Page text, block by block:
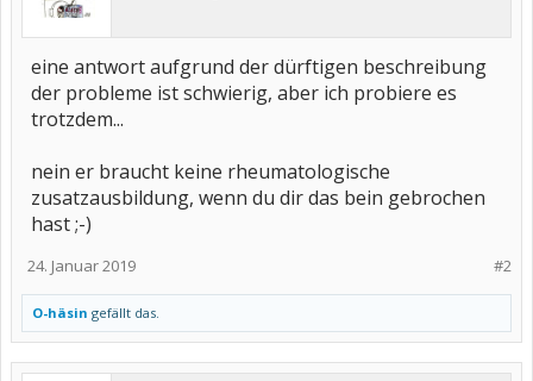
eine antwort aufgrund der dürftigen beschreibung
der probleme ist schwierig, aber ich probiere es
trotzdem...
nein er braucht keine rheumatologische
zusatzausbildung, wenn du dir das bein gebrochen
hast ;-)
#2
24. Januar 2019
O-häsin gefällt das.